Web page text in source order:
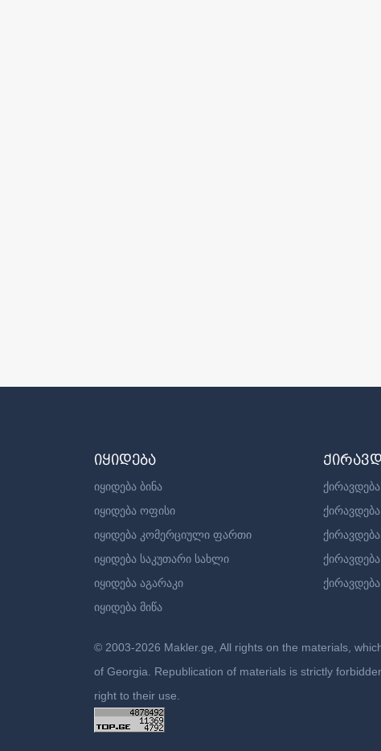
იყიდება
იყიდება ბინა
იყიდება ოფისი
იყიდება კომერციული ფართი
იყიდება საკუთარი სახლი
იყიდება აგარაკი
იყიდება მიწა
© 2003-2026 Makler.ge, All rights on the materials,
of Georgia. Republication of materials is strictly
right to their use.